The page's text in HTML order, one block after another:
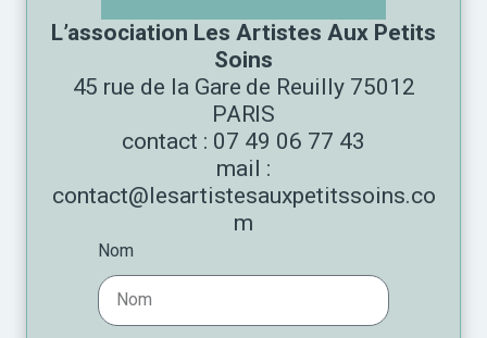
L’association Les Artistes Aux Petits
Soins
45 rue de la Gare de Reuilly 75012
PARIS
contact : 07 49 06 77 43
mail :
contact@lesartistesauxpetitssoins.co
m
Nom